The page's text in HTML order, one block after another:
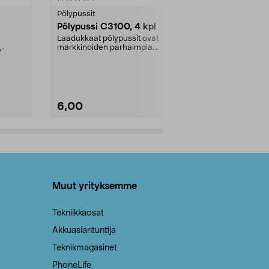
Pölypussit
Pölypussi C3100, 4 kpl
Laadukkaat pölypussit ovat
markkinoiden parhaimpia.
6,00
Muut yrityksemme
Tekniikkaosat
Akkuasiantuntija
Teknikmagasinet
PhoneLife